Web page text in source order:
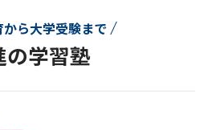
ら大学受験まで
の学習塾